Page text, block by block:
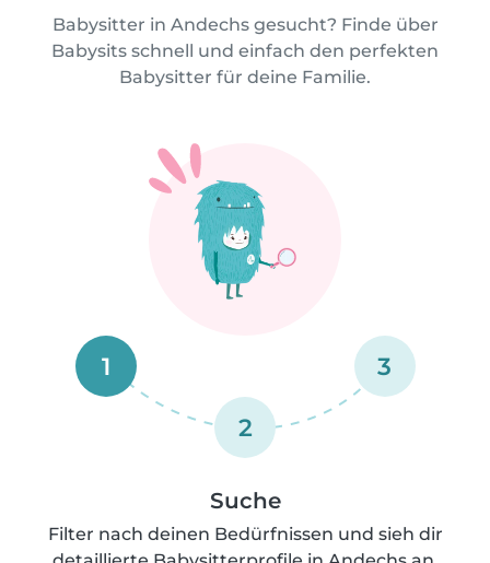
Babysitter in Andechs gesucht? Finde über
Babysits schnell und einfach den perfekten
Babysitter für deine Familie.
1
2
3
Suche
Filter nach deinen Bedürfnissen und sieh dir